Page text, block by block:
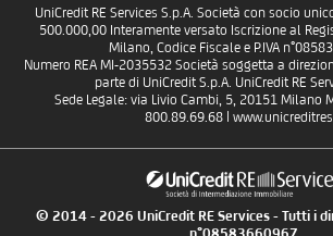
UniCredit RE Services S.p.A. Società con socio
500.000,00 Interamente versato Iscrizione al
Milano, Codice Fiscale e P.IVA
Numero REA MI-2035532 Società soggetta a
parte di UniCredit S.p.A. UniCredit RE
Sede Legale: via Livio Cambi, 5, 20151 Milano
800.89.69.68 |
© 2014 - 2026 UniCredit RE Services - Tutti i